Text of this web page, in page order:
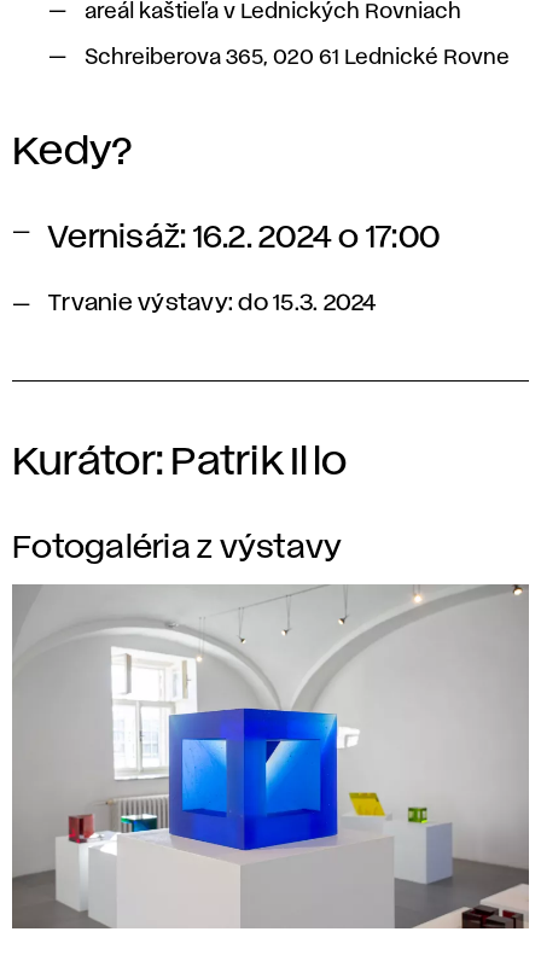
areál kaštieľa v Lednických Rovniach
Schreiberova 365, 020 61 Lednické Rovne
Kedy?
Vernisáž: 16.2. 2024 o 17:00
Trvanie výstavy: do 15.3. 2024
Kurátor: Patrik Illo
Fotogaléria z výstavy